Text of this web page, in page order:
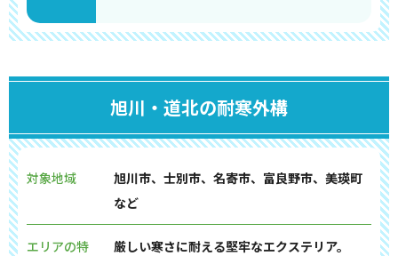
旭川・道北の耐寒外構
対象地域
旭川市、士別市、名寄市、富良野市、美瑛町
など
エリアの特
厳しい寒さに耐える堅牢なエクステリア。